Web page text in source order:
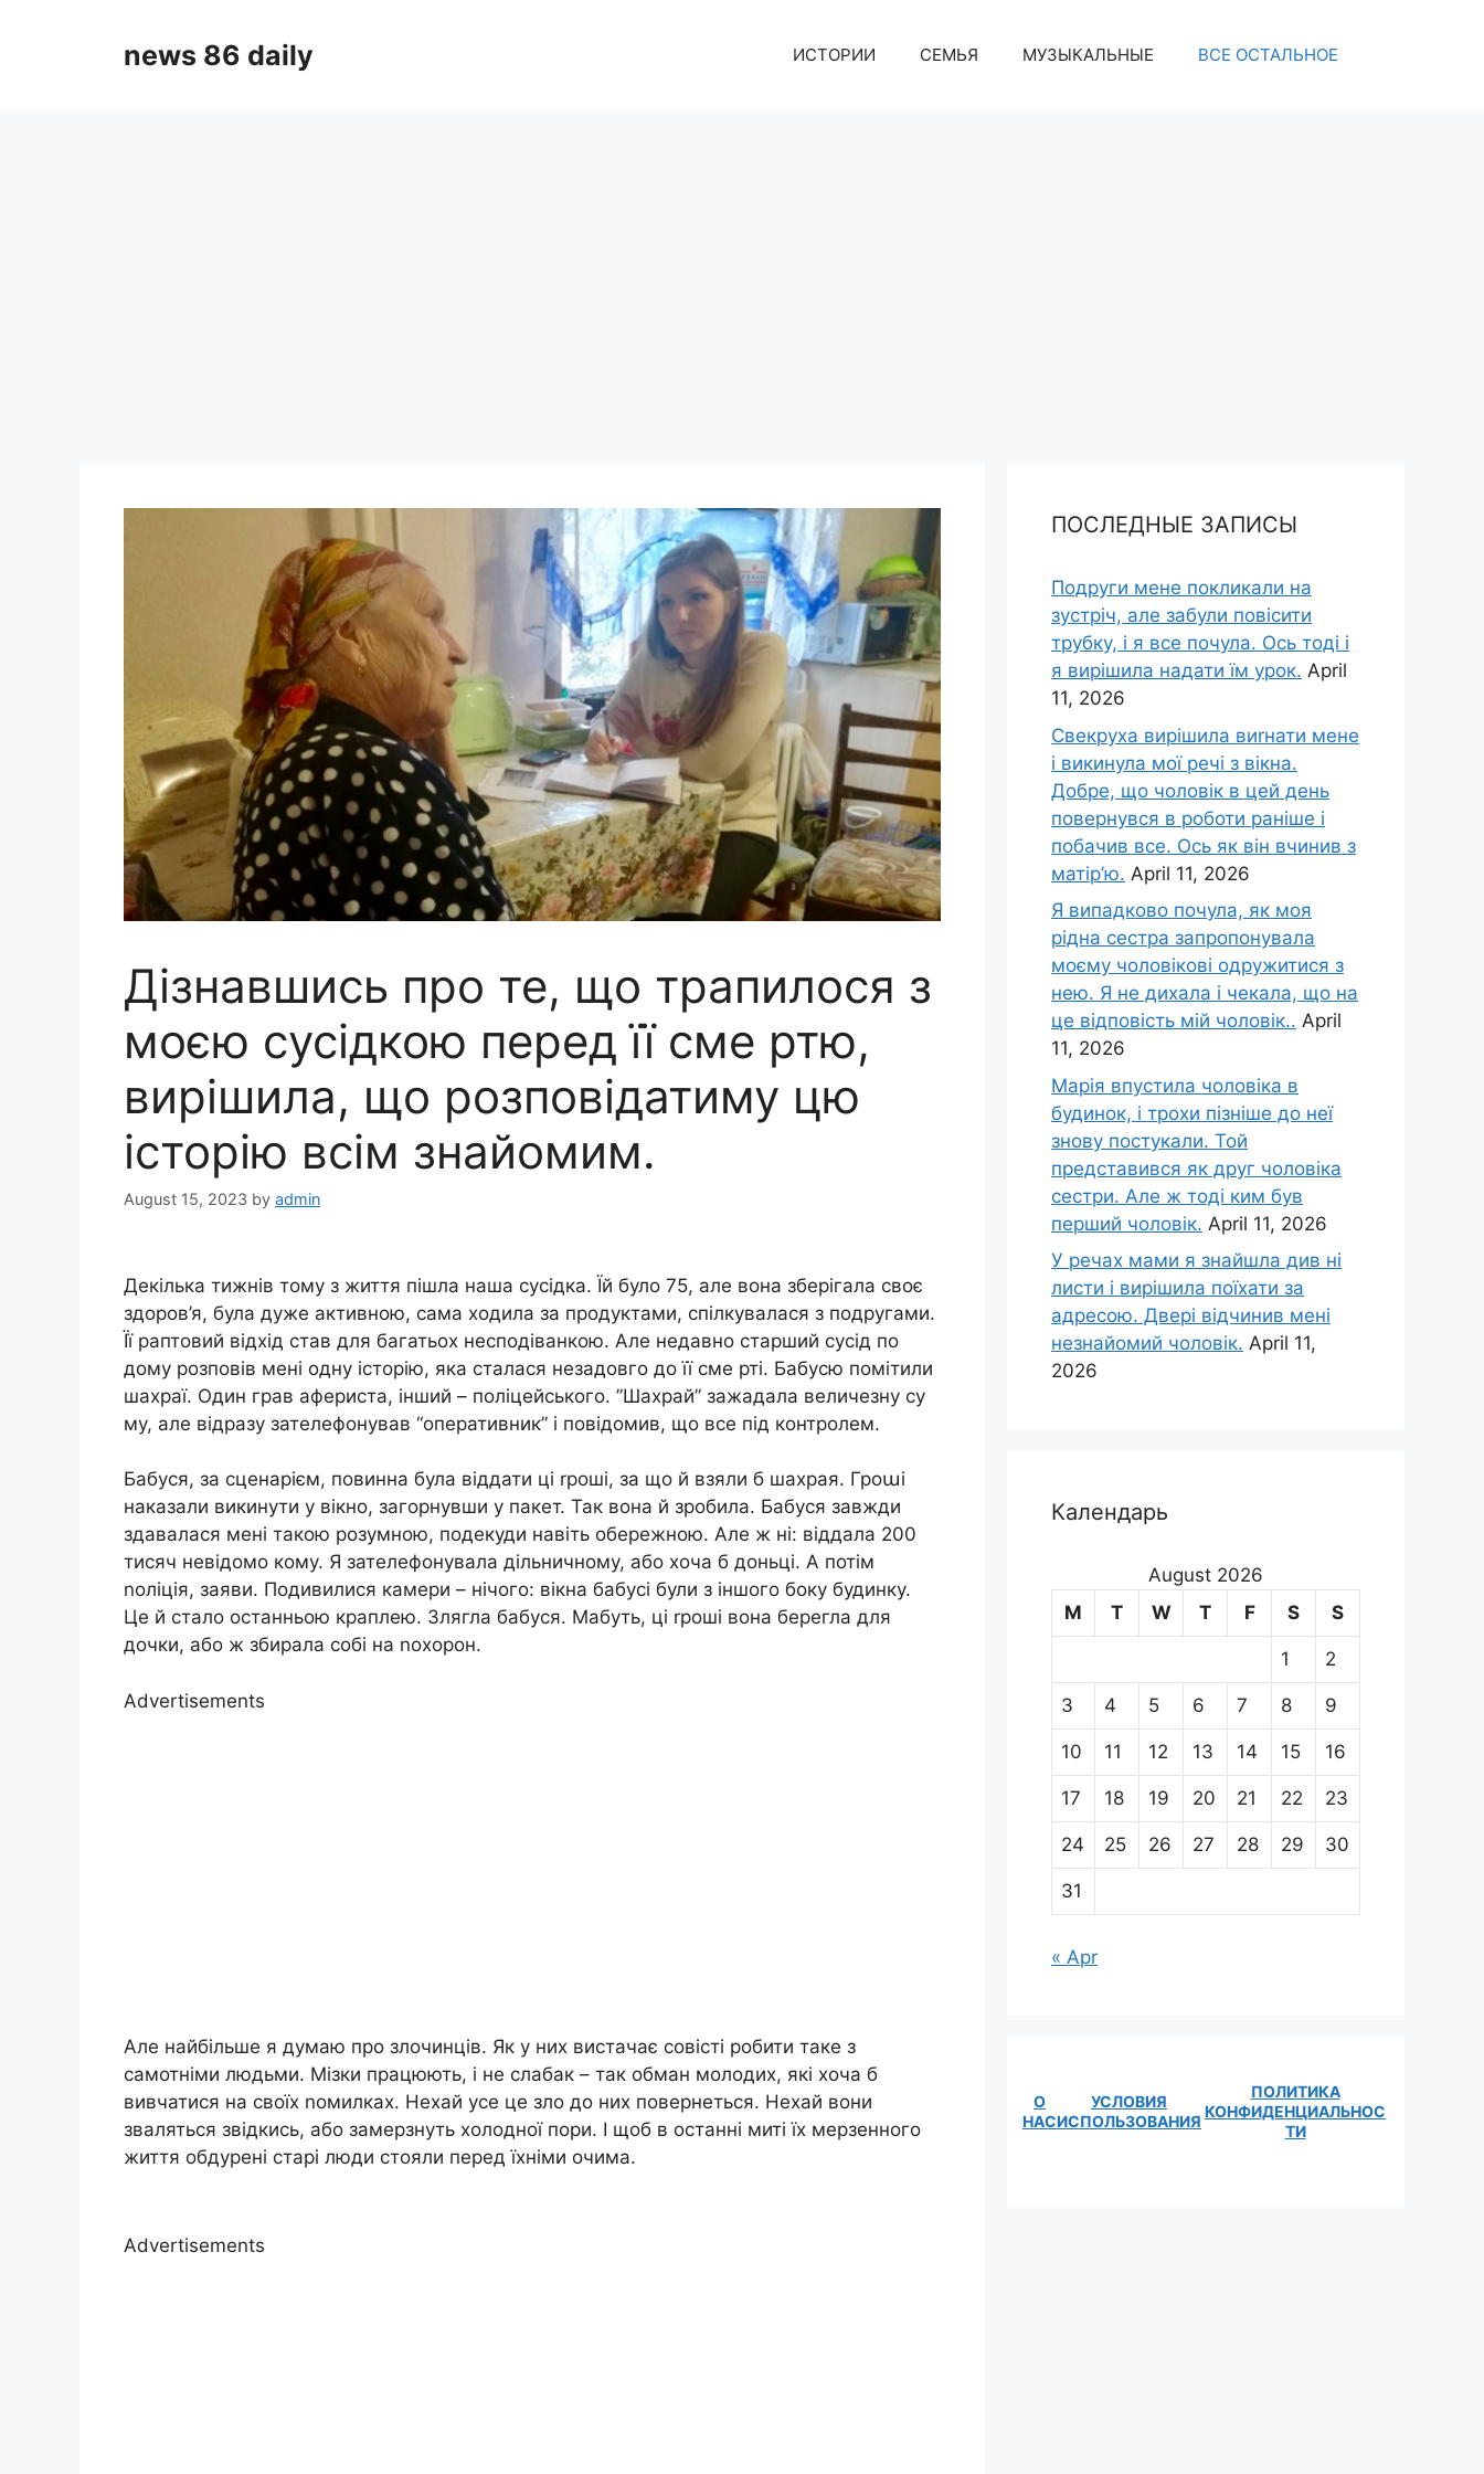
news 86 daily ИСТОРИИ СЕМЬЯ МУЗЫКАЛЬНЫЕ ВСЕ ОСТАЛЬНОЕ
Дізнавшись про те, що трапилося з
моєю сусідкою перед її сме ртю,
вирішила, що розповідатиму цю
історію всім знайомим.
August 15, 2023 by admin
Декілька тижнів тому з життя пішла наша сусідка. Їй було 75, але вона зберігала своє
здоров’я, була дуже активною, сама ходила за продуктами, спілкувалася з подругами.
Її раптовий відхід став для багатьох несподіванкою. Але недавно старший сусід по
дому розповів мені одну історію, яка сталася незадовго до її сме рті. Бабусю помітили
шахраї. Один грав афериста, інший – поліцейського. ”Шахрай” зажадала величезну су
му, але відразу зателефонував “оперативник” і повідомив, що все під контролем.
Бабуся, за сценарієм, повинна була віддати ці rроші, за що й взяли б шахрая. Гроաі
наказали викинути у вікно, загорнувши у пакет. Так вона й зробила. Бабуся завжди
здавалася мені такою розумною, подекуди навіть обережною. Але ж ні: віддала 200
тисяч невідомо кому. Я зателефонувала дільничному, або хоча б доньці. А потім
nоліція, заяви. Подивилися камери – нічого: вікна бабусі були з іншого боку будинку.
Це й стало останньою краплею. Злягла бабуся. Мабуть, ці rроші вона берегла для
дочки, або ж збирала собі на nохорон.
Advertisements
Але найбільше я думаю про злочинців. Як у них вистачає совісті робити таке з
самотніми людьми. Мізки працюють, і не слабак – так обман молодих, які хоча б
вивчатися на своїх nомилках. Нехай усе це зло до них повернеться. Нехай вони
зваляться звідкись, або замерзнуть холодної пори. І щоб в останні миті їх мерзенного
життя обдурені старі люди стояли перед їхніми очима.
Advertisements
ПОСЛЕДНЫЕ ЗАПИСЫ
Подруги мене покликали на
зустріч, але забули повісити
трубку, і я все почула. Ось тоді і
я вирішила надати їм урок. April
11, 2026
Свекруха вирішила виrнати мене
і викинула мої речі з вікна.
Добре, що чоловік в цей день
повернувся в роботи раніше і
побачив все. Ось як він вчинив з
матір’ю. April 11, 2026
Я випадково почула, як моя
рідна сестра запропонувала
моєму чоловікові одружитися з
нею. Я не дихала і чекала, що на
це відповість мій чоловік.. April
11, 2026
Марія впустила чоловіка в
будинок, і трохи пізніше до неї
знову постукали. Той
представився як друг чоловіка
сестри. Але ж тоді ким був
перший чоловік. April 11, 2026
У речах мами я знайшла див ні
листи і вирішила поїхати за
адресою. Двері відчинив мені
незнайомий чоловік. April 11,
2026
Календарь
August 2026
M
T W T F S S
1 2
3 4 5 6 7 8 9
10 11 12 13 14 15 16
17 18 19 20 21 22 23
24 25 26 27 28 29 30
31
« Apr
О
НАС
УСЛОВИЯ
ИСПОЛЬЗОВАНИЯ
ПОЛИТИКА
КОНФИДЕНЦИАЛЬНОС
ТИ